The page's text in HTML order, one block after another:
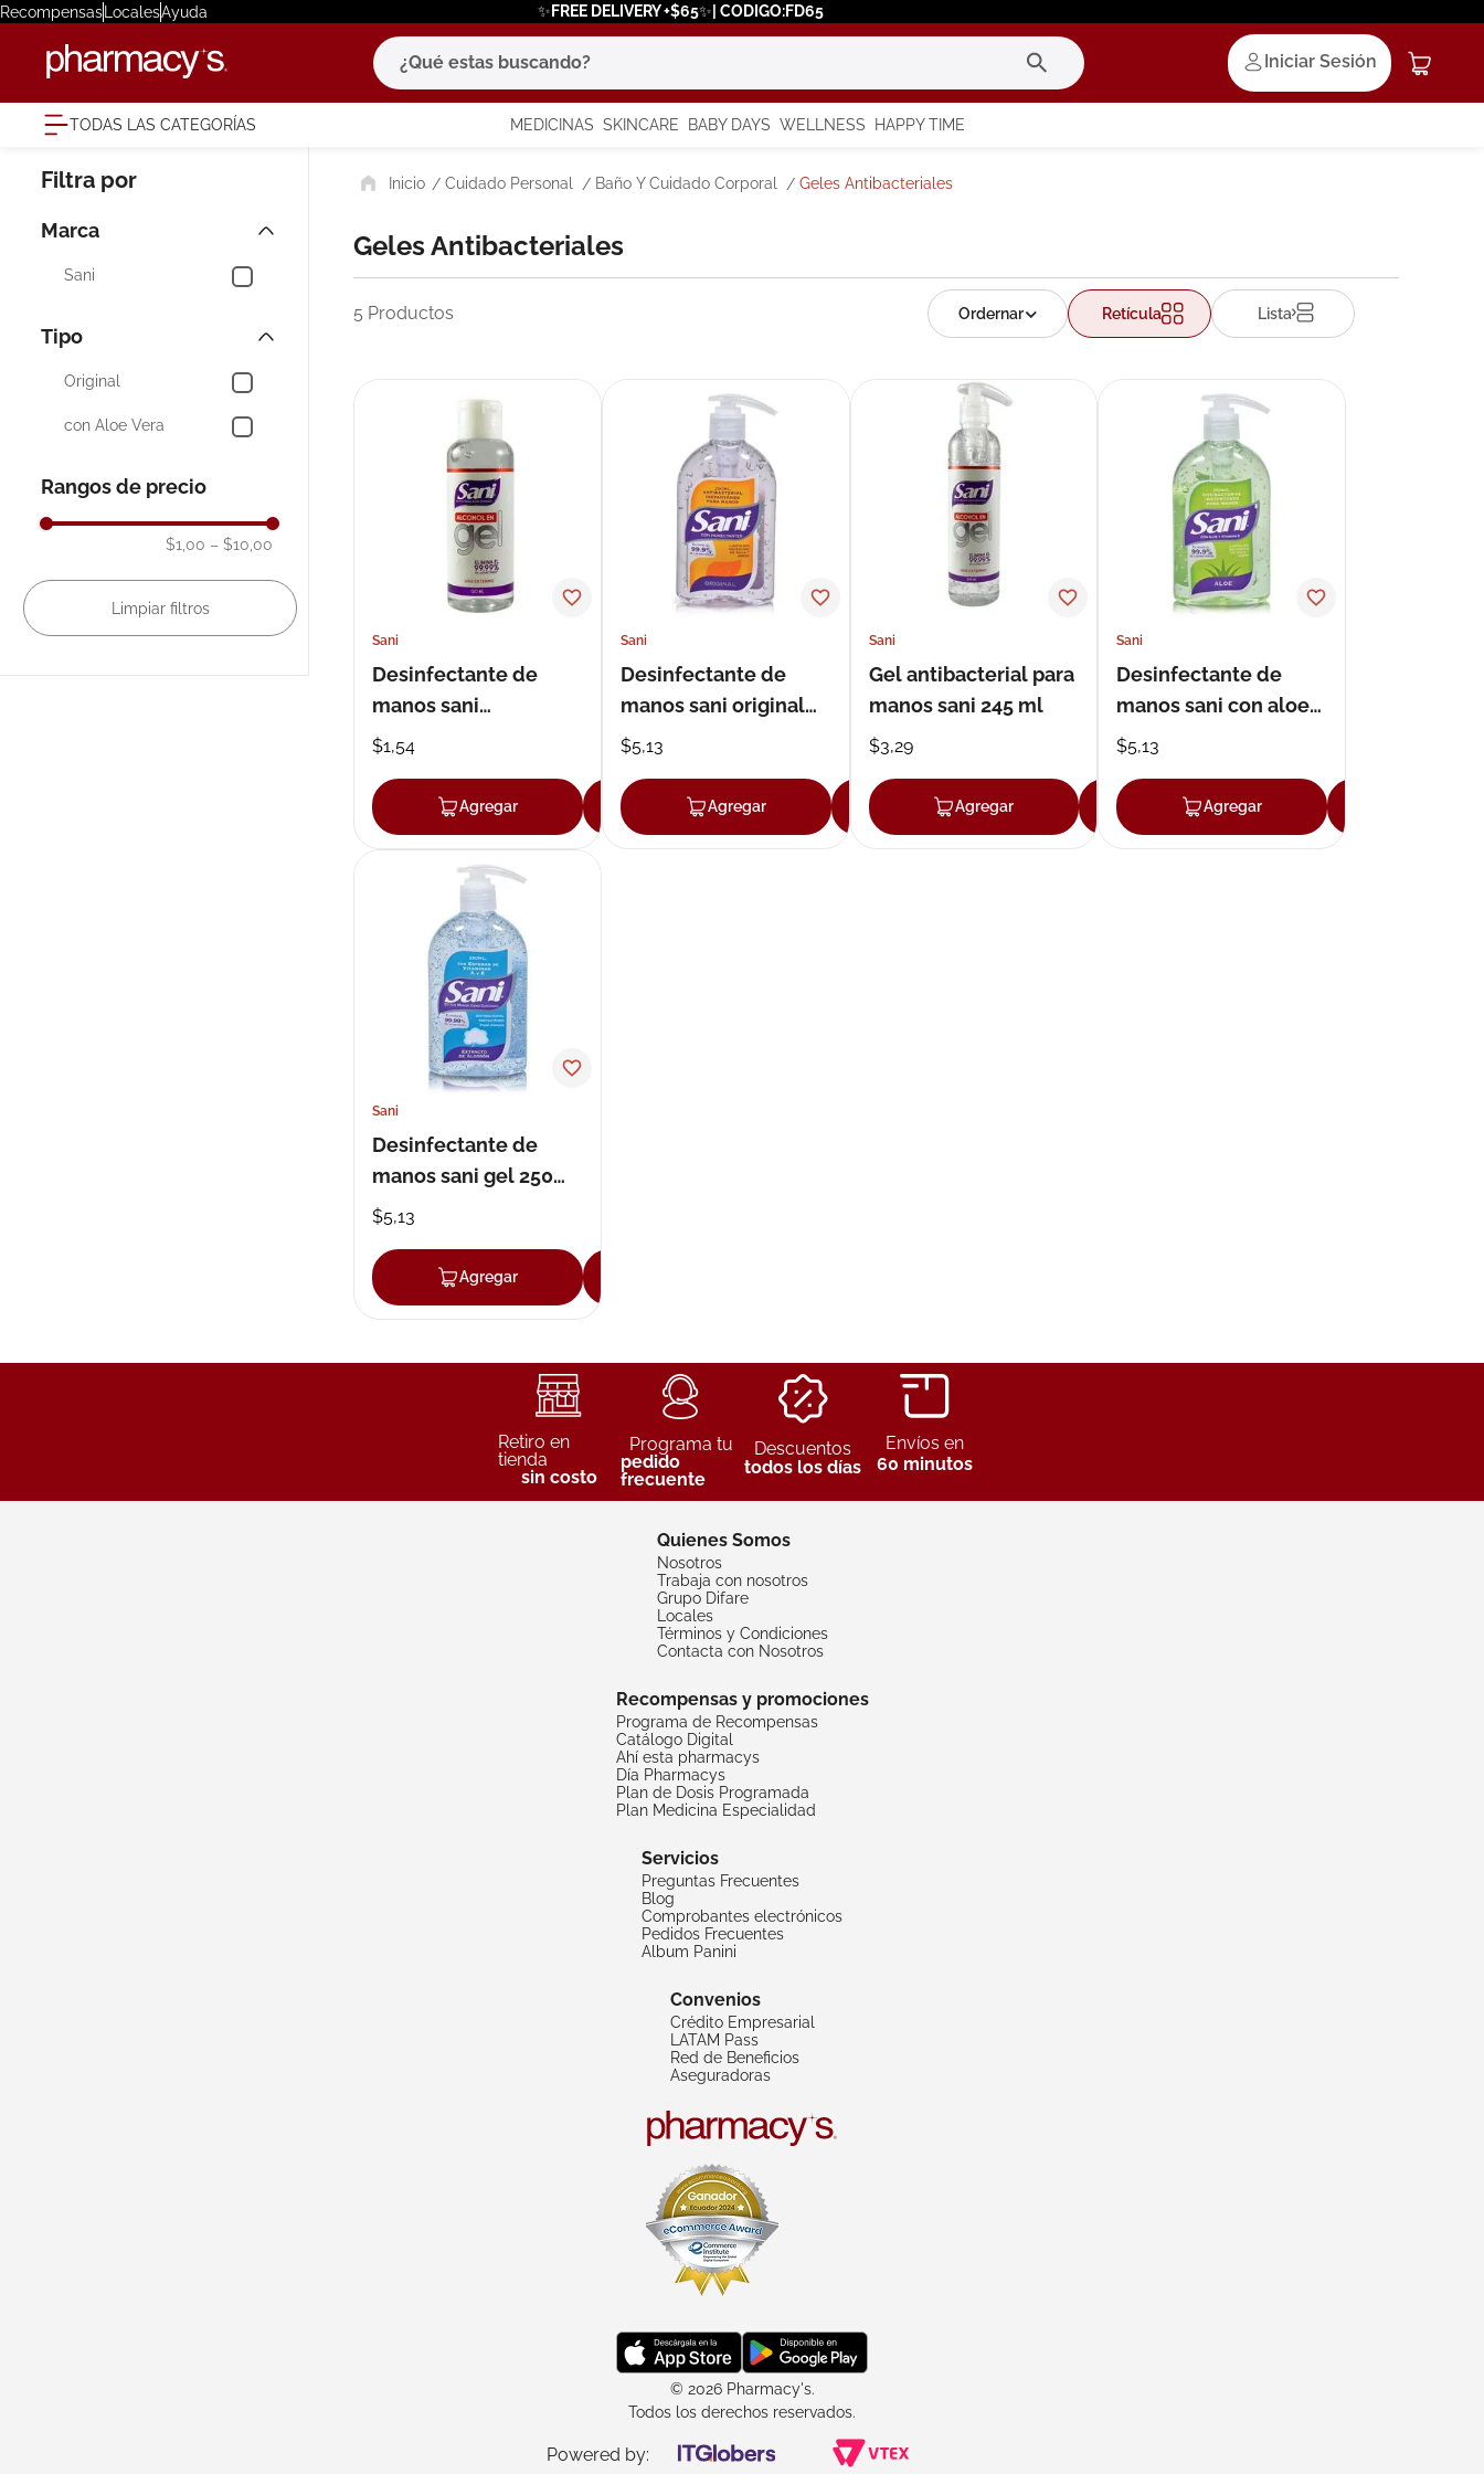
RecompensasLocalesAyuda ✨FREE DELIVERY +$65✨| CODIGO:FD65
¿Qué estas buscando?
Iniciar Sesión
TODAS LAS CATEGORÍAS MEDICINAS SKINCARE BABY DAYS WELLNESS HAPPY TIME
Marca
Sani
Tipo
Original
con Aloe Vera
Rangos de precio
$1,00 – $10,00
Cuidado Personal Baño Y Cuidado Corporal Geles Antibacteriales
Geles Antibacteriales
5 Productos Retícula Lista
Sani
Desinfectante de
manos sani
antibacterial 120 ml
$1,54
Agregar Agregar
Sani
Desinfectante de
manos sani original
gel 250 ml
$5,13
Agregar Agregar
Sani
Gel antibacterial para
manos sani 245 ml
$3,29
Agregar Agregar
Sani
Desinfectante de
manos sani con aloe
vera gel 250 ml
$5,13
Agregar
Sani
Desinfectante de
manos sani gel 250
ml
$5,13
Agregar
Retiro en
tienda
sin costo
Programa tu
pedido
frecuente
Descuentos
todos los días
Envíos en
60 minutos
Quienes Somos
Nosotros
Trabaja con nosotros
Grupo Difare
Locales
Términos y Condiciones
Contacta con Nosotros
Recompensas y promociones
Programa de Recompensas
Catálogo Digital
Ahí esta pharmacys
Día Pharmacys
Plan de Dosis Programada
Plan Medicina Especialidad
Servicios
Preguntas Frecuentes
Blog
Comprobantes electrónicos
Pedidos Frecuentes
Album Panini
Convenios
Crédito Empresarial
LATAM Pass
Red de Beneficios
Aseguradoras
© 2026 Pharmacy's.
Todos los derechos reservados.
Powered by:
términos más buscados
1. eucerin
6. degraler
roche posay
megacistin
pañales